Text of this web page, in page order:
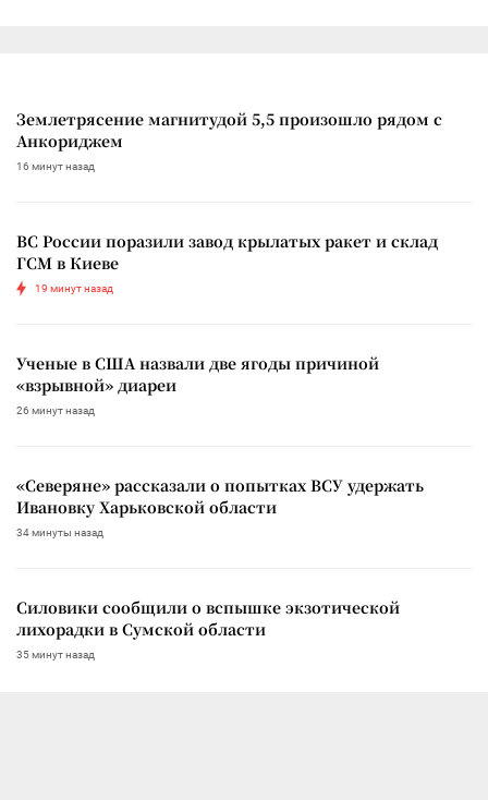
Землетрясение магнитудой 5,5 произошло рядом с
Анкориджем
16 минут назад
ВС России поразили завод крылатых ракет и склад
ГСМ в Киеве
19 минут назад
Ученые в США назвали две ягоды причиной
«взрывной» диареи
26 минут назад
«Северяне» рассказали о попытках ВСУ удержать
Ивановку Харьковской области
34 минуты назад
Силовики сообщили о вспышке экзотической
лихорадки в Сумской области
35 минут назад